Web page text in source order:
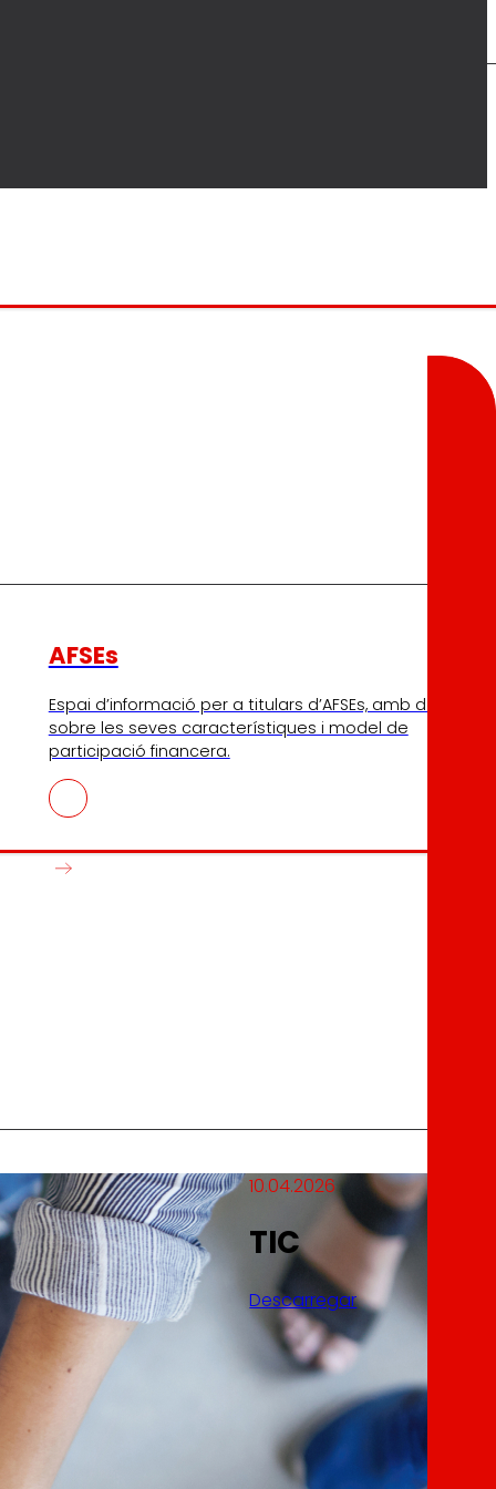
AFSEs
Espai d’informació per a titulars d’AFSEs, amb detall
sobre les seves característiques i model de
participació financera.
10.04.2026
TIC
Descarregar